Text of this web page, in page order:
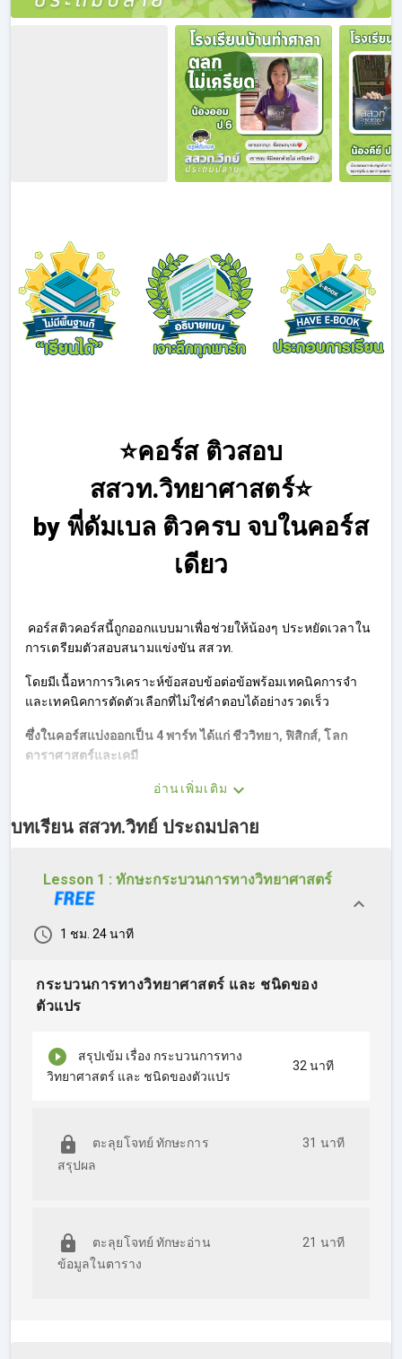
⭐คอร์ส ติวสอบ
สสวท.วิทยาศาสตร์⭐
by พี่ดัมเบล ติวครบ จบในคอร์ส
เดียว
คอร์สติวคอร์สนี้ถูกออกแบบมาเพื่อช่วยให้น้องๆ ประหยัดเวลาใน
การเตรียมตัวสอบสนามแข่งขัน สสวท.
โดยมีเนื้อหาการวิเคราะห์ข้อสอบข้อต่อข้อพร้อมเทคนิคการจำ
และเทคนิคการตัดตัวเลือกที่ไม่ใช่คำตอบได้อย่างรวดเร็ว
ซึ่งในคอร์สแบ่งออกเป็น 4 พาร์ท ได้แก่ ชีววิทยา, ฟิสิกส์, โลก
ดาราศาสตร์และเคมี
ในแต่ละพาร์ท มีการสรุปแบบเข้มข้นโดยใช้ Mind Map 4 สี
คือ การสรุปความรู้ต่างๆ ที่เกี่ยวข้องกับสิ่งมี
ชีวิตทั้งคน,พืชและสัตว์ที่เคยออกสอบทุกปี
กายภาพของสสาร และเทคนิคการคิดลัดในพาร์ทคำนวณ
ทางดาราศาสตร์ และ เทคโนโลยีอวกาศที่ออกข้อสอบบ่อยๆ
++ข้อสอบที่จะต้องเจอเวลาอยู่ในห้องสอบจะได้ไม่ประหม่า ตื่น
อ่านเพิ่มเติม
บทเรียน สสวท.วิทย์ ประถมปลาย
Lesson 1 : ทักษะกระบวนการทางวิทยาศาสตร์
1 ชม. 24 นาที
กระบวนการทางวิทยาศาสตร์ และ ชนิดของ
ตัวแปร
สรุปเข้ม เรื่อง กระบวนการทาง
วิทยาศาสตร์ และ ชนิดของตัวแปร
32 นาที
ตะลุยโจทย์ ทักษะการ
สรุปผล
31 นาที
ตะลุยโจทย์ ทักษะอ่าน
ข้อมูลในตาราง
21 นาที